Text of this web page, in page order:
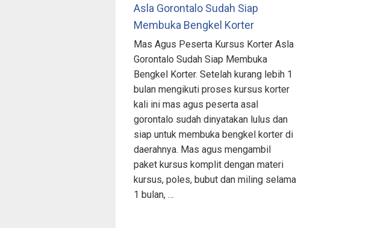
Asla Gorontalo Sudah Siap
Membuka Bengkel Korter
Mas Agus Peserta Kursus Korter Asla
Gorontalo Sudah Siap Membuka
Bengkel Korter. Setelah kurang lebih 1
bulan mengikuti proses kursus korter
kali ini mas agus peserta asal
gorontalo sudah dinyatakan lulus dan
siap untuk membuka bengkel korter di
daerahnya. Mas agus mengambil
paket kursus komplit dengan materi
kursus, poles, bubut dan miling selama
1 bulan, …